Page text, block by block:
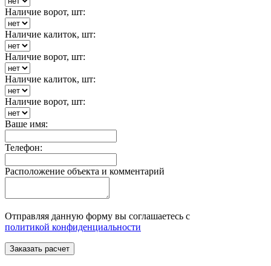
Наличие ворот, шт:
Наличие калиток, шт:
Наличие ворот, шт:
Наличие калиток, шт:
Наличие ворот, шт:
Ваше имя:
Телефон:
Расположение объекта и комментарий
Отправляя данную форму вы соглашаетесь с
политикой конфиденциальности
Заказать расчет